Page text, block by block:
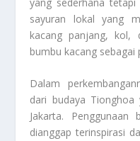
sayuran lokal yang
kacang panjang, kol,
bumbu kacang sebagai
Dalam
dari budaya
Jakarta.
dianggap terinspirasi